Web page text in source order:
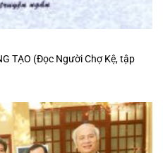
TẠO (Đọc Người Chợ Kệ, tập